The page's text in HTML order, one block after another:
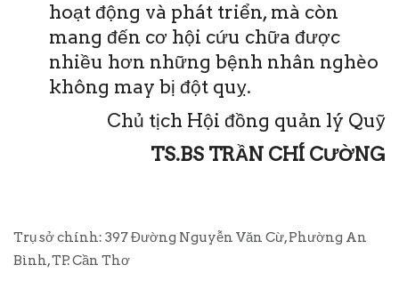
hoạt động và phát triển, mà còn
mang đến cơ hội cứu chữa được
nhiều hơn những bệnh nhân nghèo
không may bị đột quỵ.
Chủ tịch Hội đồng quản lý Quỹ
TS.BS TRẦN CHÍ CƯỜNG
Trụ sở chính: 397 Đường Nguyễn Văn Cừ, Phường An
Bình, TP. Cần Thơ